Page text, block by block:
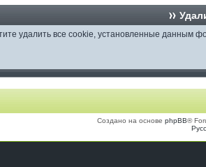
удалить все cookie, установленные данным
Создано на основе phpBB®